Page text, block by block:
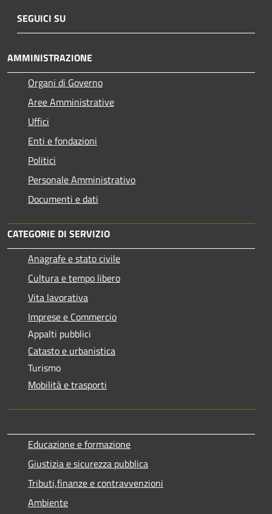
SEGUICI SU
AMMINISTRAZIONE
Organi di Governo
Aree Amministrative
Uffici
Enti e fondazioni
Politici
Personale Amministrativo
Documenti e dati
CATEGORIE DI SERVIZIO
Anagrafe e stato civile
Cultura e tempo libero
Vita lavorativa
Imprese e Commercio
Appalti pubblici
Catasto e urbanistica
Turismo
Mobilità e trasporti
Educazione e formazione
Giustizia e sicurezza pubblica
Tributi,finanze e contravvenzioni
Ambiente